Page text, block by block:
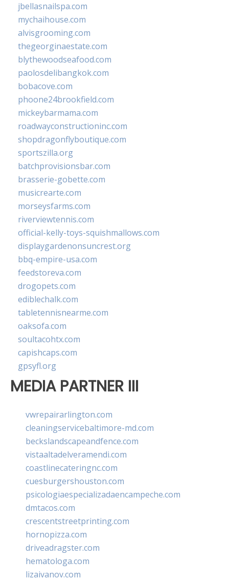
jbellasnailspa.com
mychaihouse.com
alvisgrooming.com
thegeorginaestate.com
blythewoodseafood.com
paolosdelibangkok.com
bobacove.com
phoone24brookfield.com
mickeybarmama.com
roadwayconstructioninc.com
shopdragonflyboutique.com
sportszilla.org
batchprovisionsbar.com
brasserie-gobette.com
musicrearte.com
morseysfarms.com
riverviewtennis.com
official-kelly-toys-squishmallows.com
displaygardenonsuncrest.org
bbq-empire-usa.com
feedstoreva.com
drogopets.com
ediblechalk.com
tabletennisnearme.com
oaksofa.com
soultacohtx.com
capishcaps.com
gpsyfl.org
MEDIA PARTNER III
vwrepairarlington.com
cleaningservicebaltimore-md.com
beckslandscapeandfence.com
vistaaltadelveramendi.com
coastlinecateringnc.com
cuesburgershouston.com
psicologiaespecializadaencampeche.com
dmtacos.com
crescentstreetprinting.com
hornopizza.com
driveadragster.com
hematologa.com
lizaivanov.com